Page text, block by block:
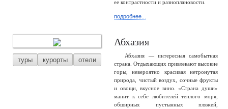
ее контрастности и разноплановости.
подробнее...
туры курорты отели
Абхазия
Абхазия — интересная самобытная
страна. Отдыхающих привлекают высокие
горы, невероятно красивая нетронутая
природа, чистый воздух, сочные фрукты
и овощи, вкусное вино. «Страна души»
манит к себе любителей теплого моря,
обширных пустынных пляжей,